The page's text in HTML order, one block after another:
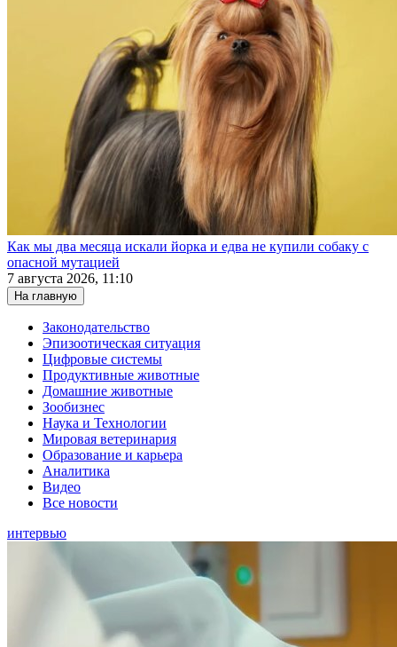
Как мы два месяца искали йорка и едва не купили собаку с
опасной мутацией
7 августа 2026, 11:10
На главную
Законодательство
Эпизоотическая ситуация
Цифровые системы
Продуктивные животные
Домашние животные
Зообизнес
Наука и Технологии
Мировая ветеринария
Образование и карьера
Аналитика
Видео
Все новости
интервью